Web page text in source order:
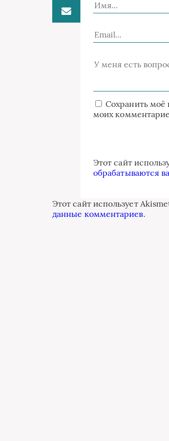
Сохранить моё
моих
Этот сайт
обрабатываются
Этот сайт использует
данные комментариев.